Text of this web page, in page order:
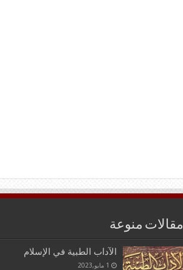
مقالات منوعة
الآداب الطبية في الإسلام
1 مايو,2023